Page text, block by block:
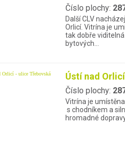
Číslo plochy:
Další CLV
Orlicí. Vitrína je
tak dobře
bytových…
Ústí nad
Číslo plochy:
Vitrína je
s chodníkem a
hromadné